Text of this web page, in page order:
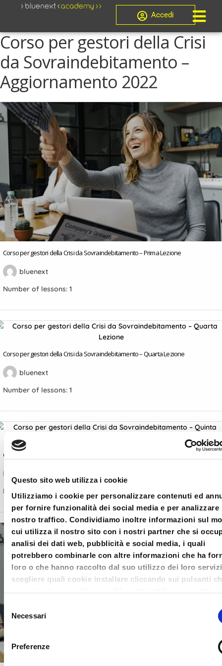
Questo sito web utilizza i cookie
Utilizziamo i cookie per personalizzare contenuti ed
per fornire funzionalità dei social media e per analizzare
nostro traffico. Condividiamo inoltre informazioni sul
cui utilizza il nostro sito con i nostri partner che si
analisi dei dati web, pubblicità e social media, i quali
potrebbero combinarle con altre informazioni che ha
loro o che hanno raccolto dal suo utilizzo dei loro
scegliere quali cookie installare cliccando sui pulsanti
i cookie che hai deciso di voler installare. Clicca su
informazioni in merito ai cookie presenti su questo sito.
Selezione
del
consenso
Necessari
Preferenze
Accedi
Corso per gestori della Crisi
da Sovraindebitamento –
Aggiornamento 2022
Corso per gestori della Crisi da Sovraindebitamento – Prima Lezione
bluenext
Number of lessons: 1
Corso per gestori della Crisi da Sovraindebitamento – Quarta Lezione
bluenext
Number of lessons: 1
Corso per gestori della Crisi da Sovraindebitamento – Quinta Lezione Mantova
Number of lessons: